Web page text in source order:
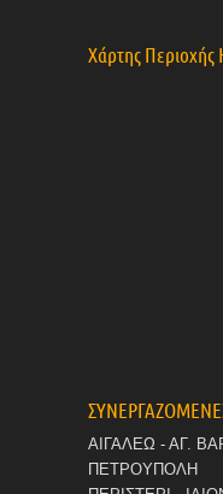
Χάρτης Περιοχής
ΑΙΓΑΛΕΩ - ΑΓ.
ΠΕΤΡΟΥΠΟΛΗ